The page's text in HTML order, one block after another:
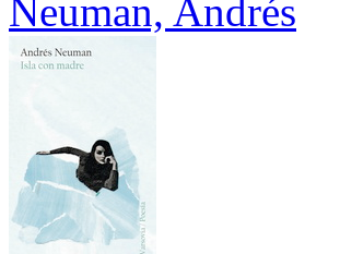
Neuman, Andrés